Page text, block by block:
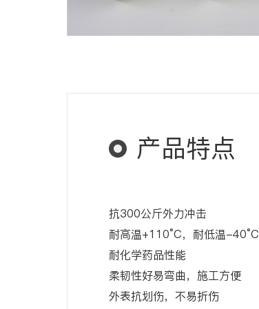
产品特点
抗300公斤外力冲击
耐高温+110°C，耐低温-40°C
耐化学药品性能
柔韧性好易弯曲，施工方便
外表抗划伤，不易折伤